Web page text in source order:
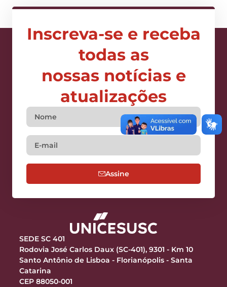
Inscreva-se e receba
todas as
nossas notícias e
atualizações
Assine
SEDE SC 401
Rodovia José Carlos Daux (SC-401), 9301 - Km 10
Santo Antônio de Lisboa - Florianópolis - Santa
Catarina
CEP 88050-001